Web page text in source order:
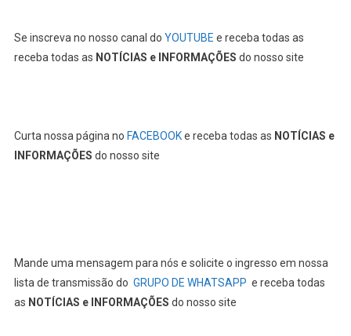
Se inscreva no nosso canal do YOUTUBE e receba todas as
receba todas as NOTÍCIAS e INFORMAÇÕES do nosso site
Curta nossa página no FACEBOOKe receba todas as NOTÍCIAS e
INFORMAÇÕES do nosso site
Mande uma mensagem para nós e solicite o ingresso em nossa
lista de transmissão do GRUPO DE WHATSAPP e receba todas
as NOTÍCIAS e INFORMAÇÕES do nosso site